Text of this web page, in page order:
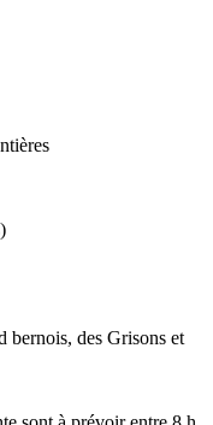
bernois, des Grisons et